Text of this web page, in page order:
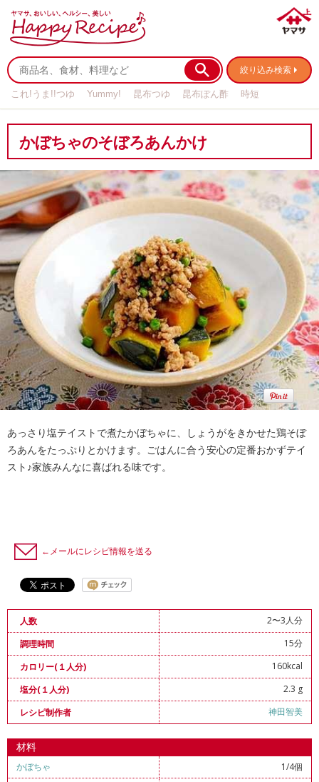
絞り込み検索
これ!うま!!つゆ Yummy! 昆布つゆ 昆布ぽん酢
時短
かぼちゃのそぼろあんかけ
あっさり塩テイストで煮たかぼちゃに、しょうがをきかせた鶏そぼ
ろあんをたっぷりとかけます。ごはんに合う安心の定番おかずテイ
スト♪家族みんなに喜ばれる味です。
←メールにレシピ情報を送る
人数
2〜3人分
調理時間
15分
カロリー(１人分)
160kcal
塩分(１人分)
2.3 g
レシピ制作者
神田智美
材料
かぼちゃ
1/4個